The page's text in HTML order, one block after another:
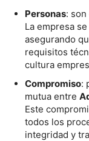
Personas:
La empresa
asegurando
requisitos
cultura
Compromiso:
mutua entre
Este
todos los
integridad y